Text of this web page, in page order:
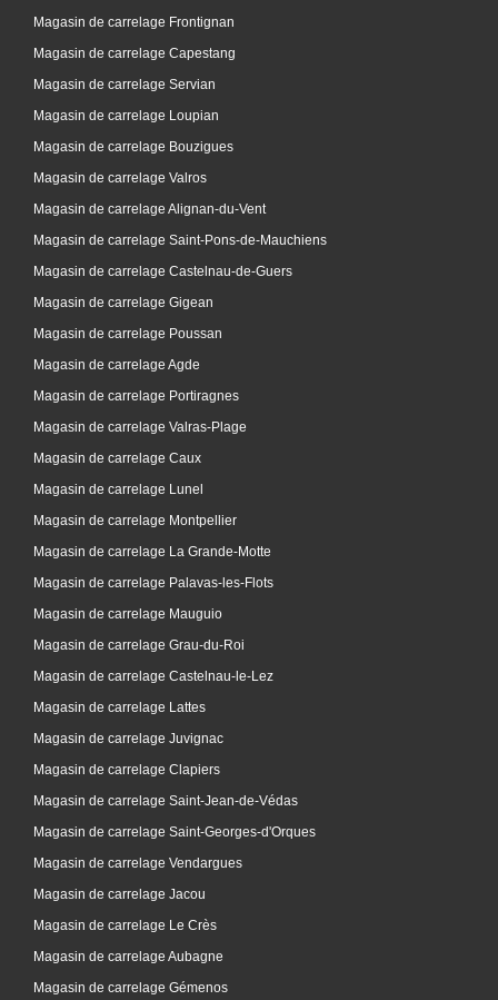
Magasin de carrelage Frontignan
Magasin de carrelage Capestang
Magasin de carrelage Servian
Magasin de carrelage Loupian
Magasin de carrelage Bouzigues
Magasin de carrelage Valros
Magasin de carrelage Alignan-du-Vent
Magasin de carrelage Saint-Pons-de-Mauchiens
Magasin de carrelage Castelnau-de-Guers
Magasin de carrelage Gigean
Magasin de carrelage Poussan
Magasin de carrelage Agde
Magasin de carrelage Portiragnes
Magasin de carrelage Valras-Plage
Magasin de carrelage Caux
Magasin de carrelage Lunel
Magasin de carrelage Montpellier
Magasin de carrelage La Grande-Motte
Magasin de carrelage Palavas-les-Flots
Magasin de carrelage Mauguio
Magasin de carrelage Grau-du-Roi
Magasin de carrelage Castelnau-le-Lez
Magasin de carrelage Lattes
Magasin de carrelage Juvignac
Magasin de carrelage Clapiers
Magasin de carrelage Saint-Jean-de-Védas
Magasin de carrelage Saint-Georges-d'Orques
Magasin de carrelage Vendargues
Magasin de carrelage Jacou
Magasin de carrelage Le Crès
Magasin de carrelage Aubagne
Magasin de carrelage Gémenos